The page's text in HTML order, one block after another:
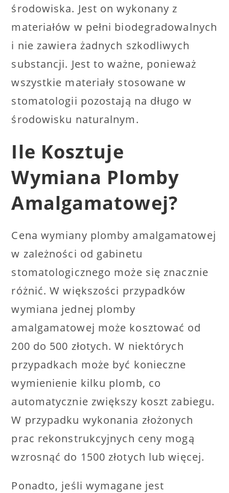
środowiska. Jest on wykonany z
materiałów w pełni biodegradowalnych
i nie zawiera żadnych szkodliwych
substancji. Jest to ważne, ponieważ
wszystkie materiały stosowane w
stomatologii pozostają na długo w
środowisku naturalnym.
Ile Kosztuje
Wymiana Plomby
Amalgamatowej?
Cena wymiany plomby amalgamatowej
w zależności od gabinetu
stomatologicznego może się znacznie
różnić. W większości przypadków
wymiana jednej plomby
amalgamatowej może kosztować od
200 do 500 złotych. W niektórych
przypadkach może być konieczne
wymienienie kilku plomb, co
automatycznie zwiększy koszt zabiegu.
W przypadku wykonania złożonych
prac rekonstrukcyjnych ceny mogą
wzrosnąć do 1500 złotych lub więcej.
Ponadto, jeśli wymagane jest